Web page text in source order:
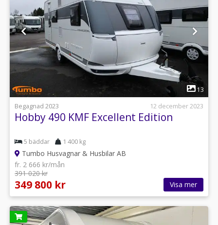
1
13
Begagnad 2023
12 december 2023
Hobby 490 KMF Excellent Edition
5 bäddar 1 400 kg
Tumbo Husvagnar & Husbilar AB
fr. 2 666 kr/mån
391 020 kr
349 800 kr Visa mer